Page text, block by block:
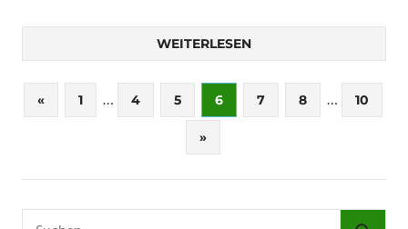
WEITERLESEN
Seitennummerierung
Beiträge
«Vorherige
Beiträge
1 … 4 5 6 7 8 … 10
Nächste
Beiträge
»